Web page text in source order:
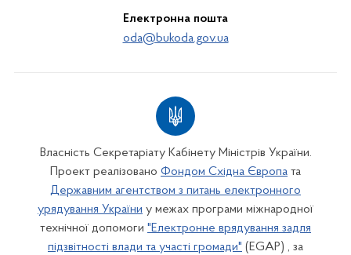
Електронна пошта
oda@bukoda.gov.ua
Власність Секретаріату Кабінету Міністрів України.
Проект реалізовано Фондом Східна Європа та
Державним агентством з питань електронного
урядування України у межах програми міжнародної
технічної допомоги "Електронне врядування задля
підзвітності влади та участі громади" (EGAP) , за